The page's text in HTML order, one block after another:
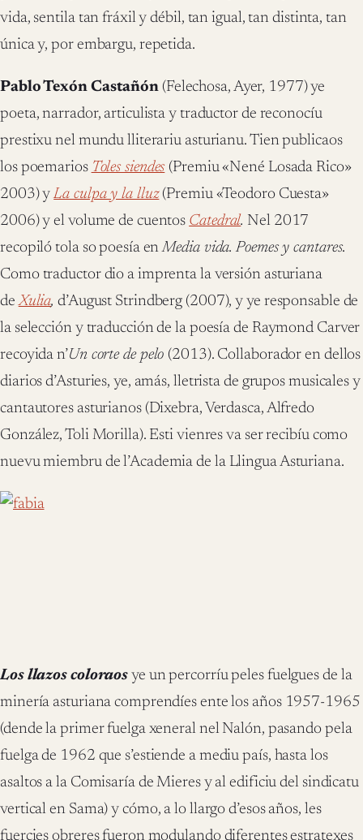
vida, sentila tan fráxil y débil, tan igual, tan distinta, tan
única y, por embargu, repetida.
Pablo Texón Castañón (Felechosa, Ayer, 1977) ye
poeta, narrador, articulista y traductor de reconocíu
prestixu nel mundu lliterariu asturianu. Tien publicaos
los poemarios Toles siendes (Premiu «Nené Losada Rico»
2003) yLa culpa y la lluz(Premiu «Teodoro Cuesta»
2006) y el volume de cuentos Catedral. Nel 2017
recopiló tola so poesía enMedia vida. Poemes y cantares.
Como traductor dio a imprenta la versión asturiana
deXulia, d’August Strindberg (2007), y ye responsable de
la selección y traducción de la poesía de Raymond Carver
recoyida n’Un corte de pelo (2013). Collaborador en dellos
diarios d’Asturies, ye, amás, lletrista de grupos musicales y
cantautores asturianos (Dixebra, Verdasca, Alfredo
González, Toli Morilla). Esti vienres va ser recibíu como
nuevu miembru de l’Academia de la Llingua Asturiana.
Los llazos coloraos ye un percorríu peles fuelgues de la
minería asturiana comprendíes ente los años 1957-1965
(dende la primer fuelga xeneral nel Nalón, pasando pela
fuelga de 1962 que s’estiende a mediu país, hasta los
asaltos a la Comisaría de Mieres y al edificiu del sindicatu
vertical en Sama) y cómo, a lo llargo d’esos años, les
fuercies obreres fueron modulando diferentes estratexes